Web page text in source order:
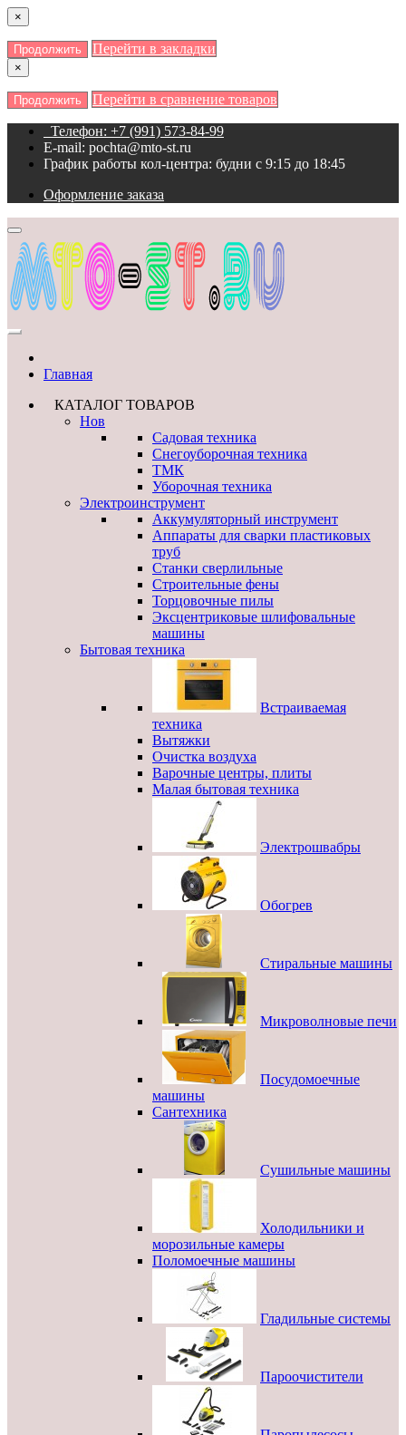
×
Продолжить Перейти в закладки
×
Продолжить Перейти в сравнение товаров
Телефон: +7 (991) 573-84-99
E-mail: pochta@mto-st.ru
График работы кол-центра: будни с 9:15 до 18:45
Оформление заказа
Главная
КАТАЛОГ ТОВАРОВ
Нов
Садовая техника
Снегоуборочная техника
ТМК
Уборочная техника
Электроинструмент
Аккумуляторный инструмент
Аппараты для сварки пластиковых
труб
Станки сверлильные
Строительные фены
Торцовочные пилы
Эксцентриковые шлифовальные
машины
Бытовая техника
Встраиваемая
техника
Вытяжки
Очистка воздуха
Варочные центры, плиты
Малая бытовая техника
Электрошвабры
Обогрев
Стиральные машины
Микроволновые печи
Посудомоечные
машины
Сантехника
Сушильные машины
Холодильники и
морозильные камеры
Поломоечные машины
Гладильные системы
Пароочистители